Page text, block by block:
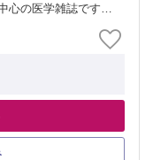
心の医学雑誌です．
」を紹介します．登
ジ...